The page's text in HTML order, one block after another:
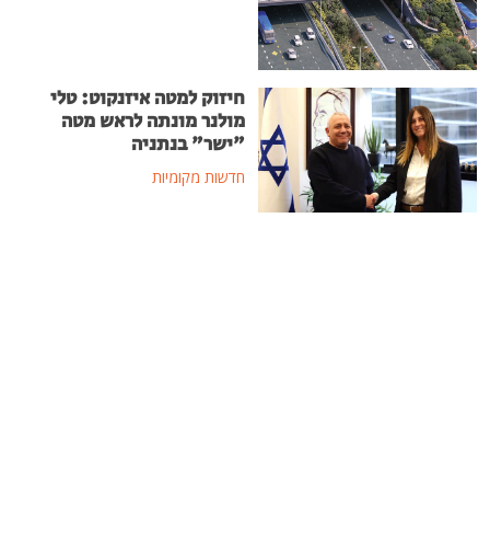
חיזוק למטה איזנקוט: טלי
מולנר מונתה לראש מטה
"ישר" בנתניה
חדשות מקומיות